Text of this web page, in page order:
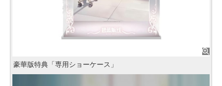
豪華版特典「専用ショーケース」